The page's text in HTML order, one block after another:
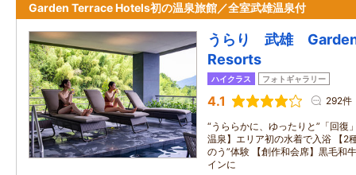
Garden Terrace Hotels初の温泉旅館／全室武雄温泉付
うらり 武雄
Resorts
ハイクラス フォトギャラリー
4.1 292件
“うららかに、ゆったりと”「回復
温泉】エリア初の水着で入浴 【2
のう”体験 【創作和会席】黒毛和
インに